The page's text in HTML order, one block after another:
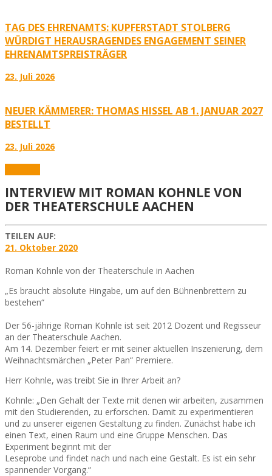
TAG DES EHRENAMTS: KUPFERSTADT STOLBERG
WÜRDIGT HERAUSRAGENDES ENGAGEMENT SEINER
EHRENAMTSPREISTRÄGER
23. Juli 2026
NEUER KÄMMERER: THOMAS HISSEL AB 1. JANUAR 2027
BESTELLT
23. Juli 2026
INTERVIEW MIT ROMAN KOHNLE VON
DER THEATERSCHULE AACHEN
TEILEN AUF:
21. Oktober 2020
Roman Kohnle von der Theaterschule in Aachen
„Es braucht absolute Hingabe, um auf den Bühnenbrettern zu
bestehen“
Der 56-jährige Roman Kohnle ist seit 2012 Dozent und Regisseur
an der Theaterschule Aachen.
Am 14. Dezember feiert er mit seiner aktuellen Inszenierung, dem
Weihnachtsmärchen „Peter Pan“ Premiere.
Herr Kohnle, was treibt Sie in Ihrer Arbeit an?
Kohnle: „Den Gehalt der Texte mit denen wir arbeiten, zusammen
mit den Studierenden, zu erforschen. Damit zu experimentieren
und zu unserer eigenen Gestaltung zu finden. Zunächst habe ich
einen Text, einen Raum und eine Gruppe Menschen. Das
Experiment beginnt mit der
Leseprobe und findet nach und nach eine Gestalt. Es ist ein sehr
spannender Vorgang.“